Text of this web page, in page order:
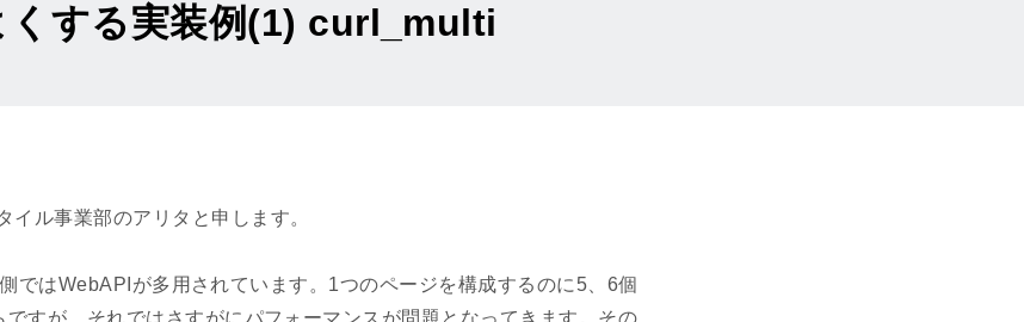
くする実装例(1) curl_multi
イル事業部のアリタと申します。
ではWebAPIが多用されています。1つのページを構成するのに5、6個
すが、それではさすがにパフォーマンスが問題となってきます。その